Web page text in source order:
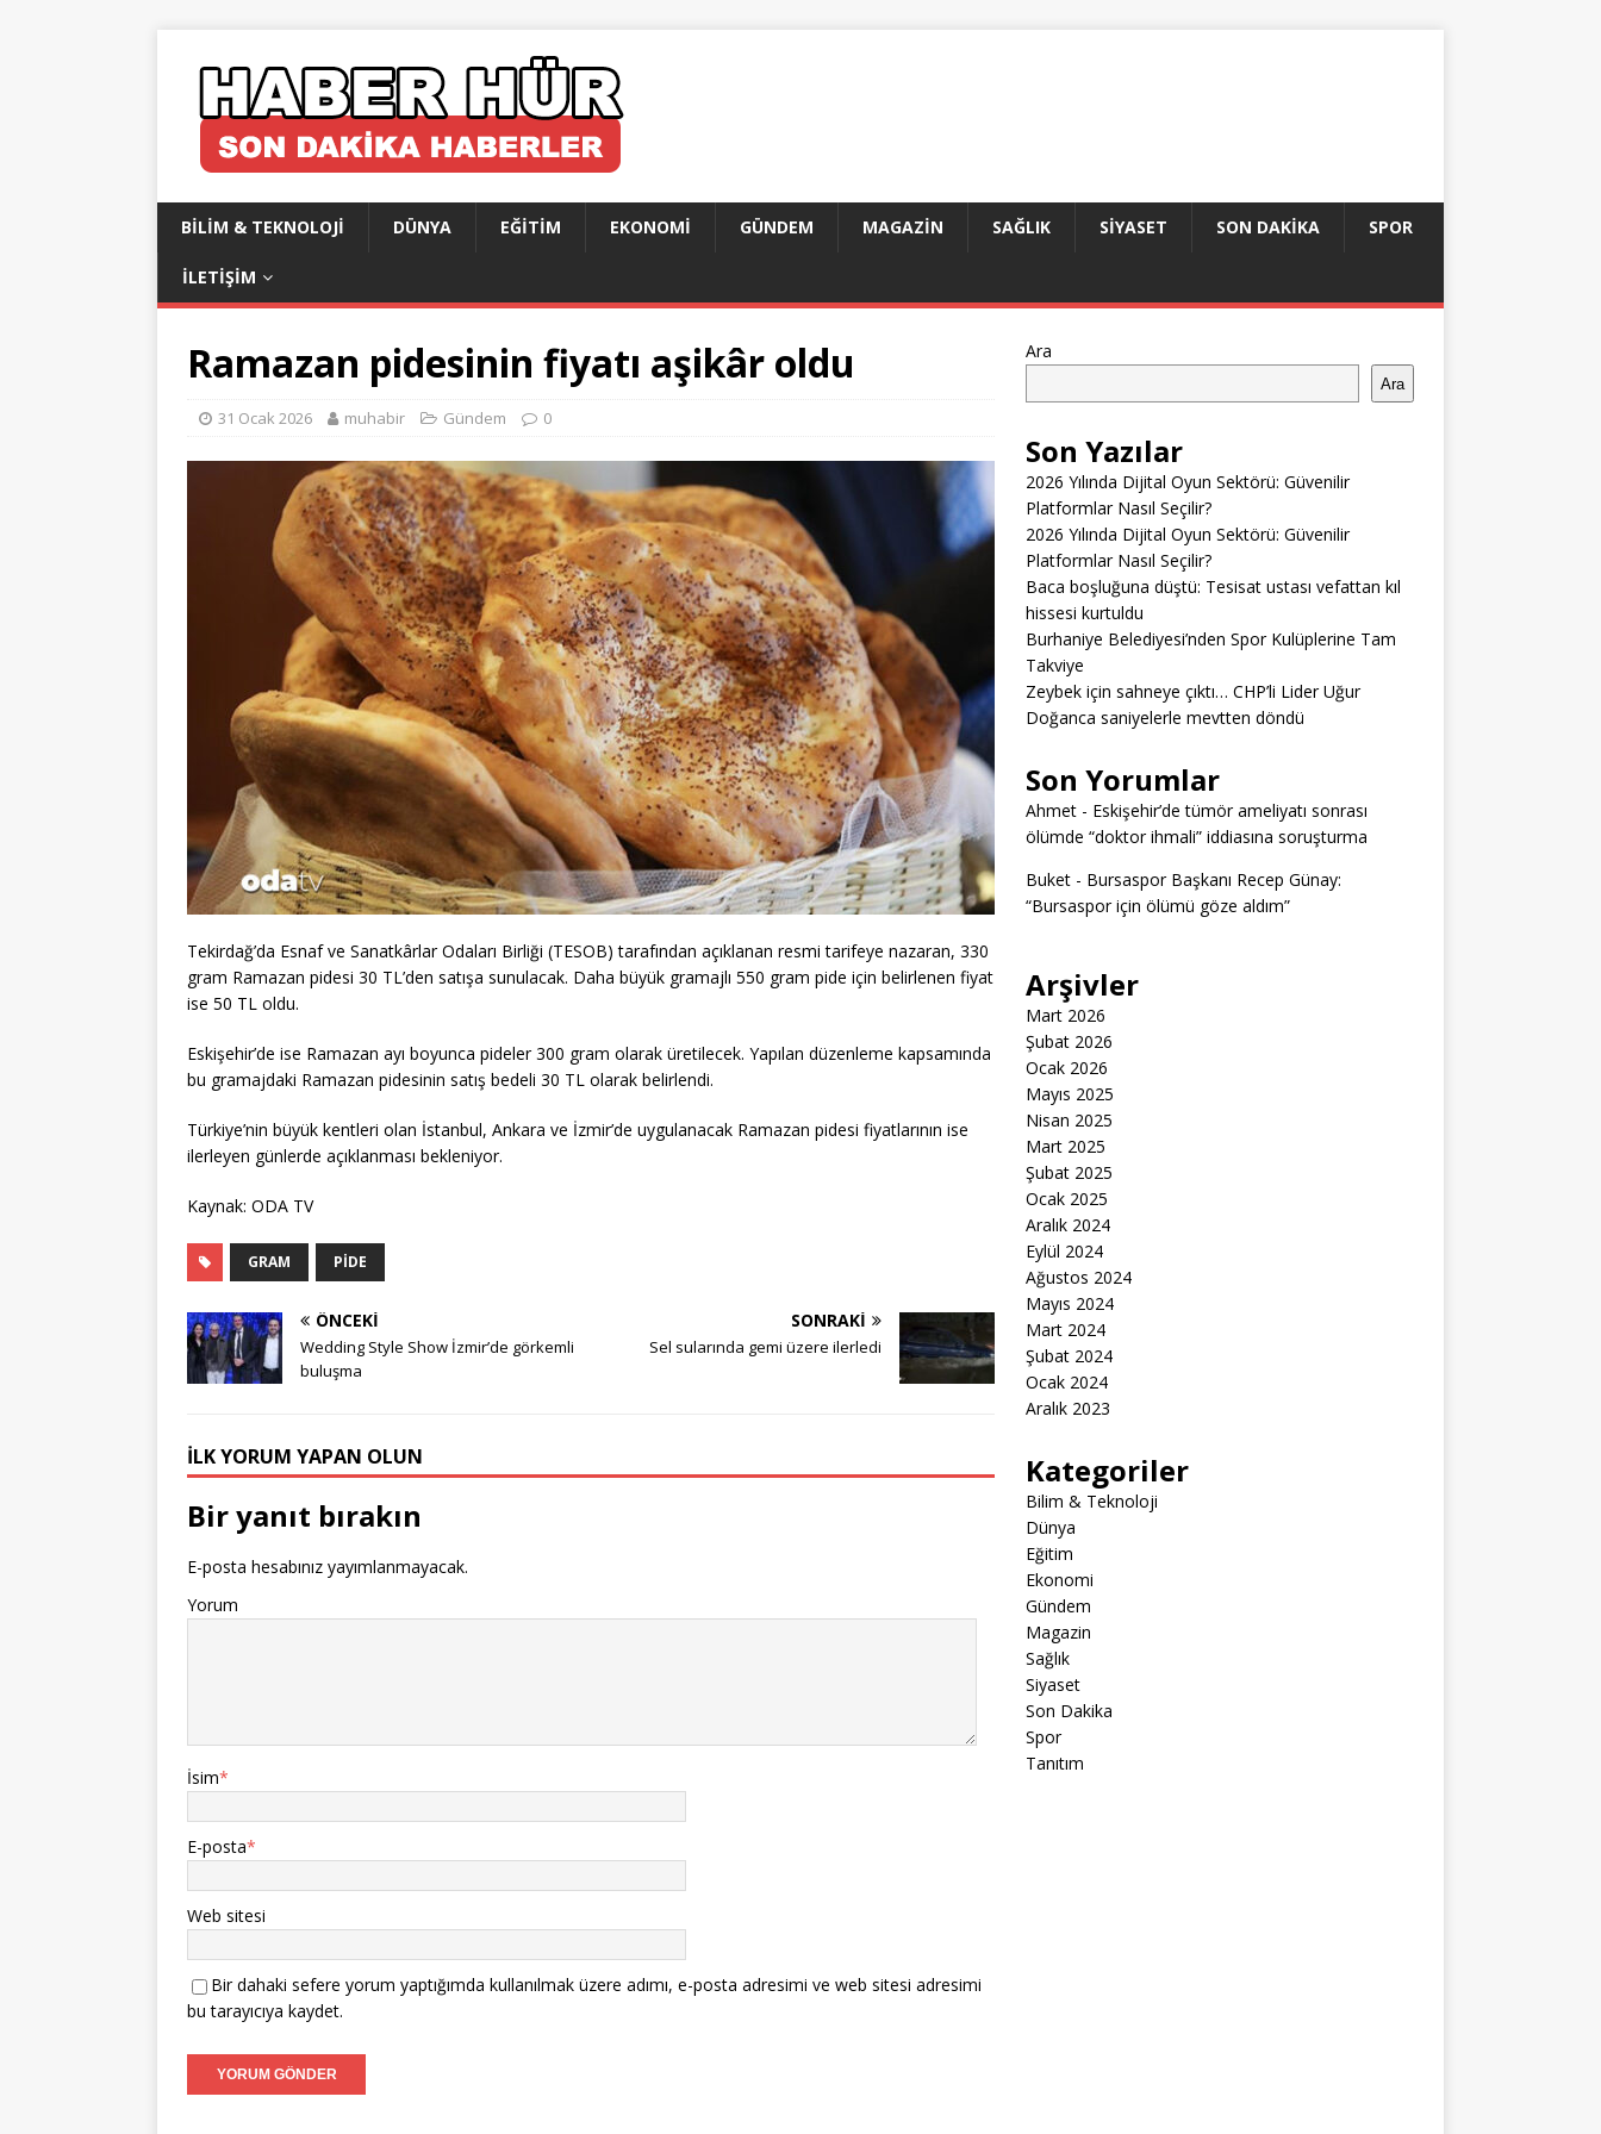
BILIM & TEKNOLOJI DÜNYA EĞITIM EKONOMI GÜNDEM MAGAZIN SAĞLIK SIYASET SON DAKIKA SPOR
İLETIŞIM
Ramazan pidesinin fiyatı aşikâr oldu
31 Ocak 2026 muhabir Gündem 0
Tekirdağ’da Esnaf ve Sanatkârlar Odaları Birliği (TESOB) tarafından açıklanan resmi tarifeye nazaran, 330
gram Ramazan pidesi 30 TL’den satışa sunulacak. Daha büyük gramajlı 550 gram pide için belirlenen fiyat
ise 50 TL oldu.
Eskişehir’de ise Ramazan ayı boyunca pideler 300 gram olarak üretilecek. Yapılan düzenleme kapsamında
bu gramajdaki Ramazan pidesinin satış bedeli 30 TL olarak belirlendi.
Türkiye’nin büyük kentleri olan İstanbul, Ankara ve İzmir’de uygulanacak Ramazan pidesi fiyatlarının ise
ilerleyen günlerde açıklanması bekleniyor.
Kaynak: ODA TV
GRAM PIDE
ÖNCEKI
Wedding Style Show İzmir’de görkemli
buluşma
SONRAKI
Sel sularında gemi üzere ilerledi
İLK YORUM YAPAN OLUN
Bir yanıt bırakın
E-posta hesabınız yayımlanmayacak.
Yorum
İsim*
E-posta*
Web sitesi
Bir dahaki sefere yorum yaptığımda kullanılmak üzere adımı, e-posta adresimi ve web sitesi adresimi
bu tarayıcıya kaydet.
Ara
Ara
Son Yazılar
2026 Yılında Dijital Oyun Sektörü: Güvenilir
Platformlar Nasıl Seçilir?
2026 Yılında Dijital Oyun Sektörü: Güvenilir
Platformlar Nasıl Seçilir?
Baca boşluğuna düştü: Tesisat ustası vefattan kıl
hissesi kurtuldu
Burhaniye Belediyesi’nden Spor Kulüplerine Tam
Takviye
Zeybek için sahneye çıktı… CHP’li Lider Uğur
Doğanca saniyelerle mevtten döndü
Son Yorumlar
Ahmet- Eskişehir’de tümör ameliyatı sonrası
ölümde “doktor ihmali” iddiasına soruşturma
Buket- Bursaspor Başkanı Recep Günay:
“Bursaspor için ölümü göze aldım”
Arşivler
Mart 2026
Şubat 2026
Ocak 2026
Mayıs 2025
Nisan 2025
Mart 2025
Şubat 2025
Ocak 2025
Aralık 2024
Eylül 2024
Ağustos 2024
Mayıs 2024
Mart 2024
Şubat 2024
Ocak 2024
Aralık 2023
Kategoriler
Bilim & Teknoloji
Dünya
Eğitim
Ekonomi
Gündem
Magazin
Sağlık
Siyaset
Son Dakika
Spor
Tanıtım